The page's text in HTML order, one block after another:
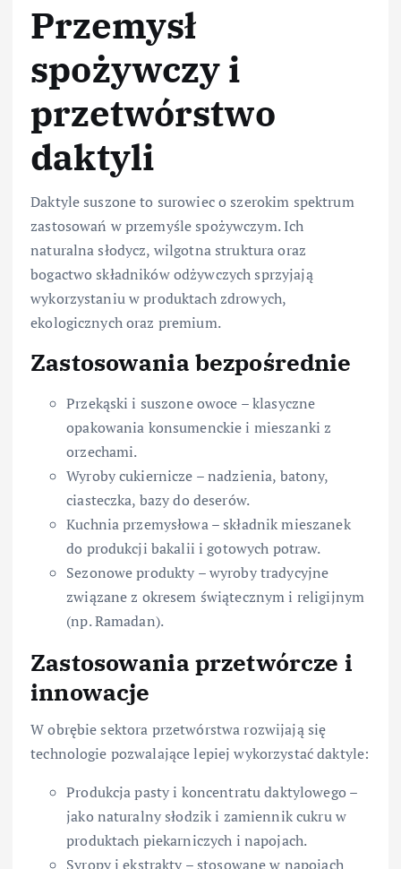
Przemysł
spożywczy i
przetwórstwo
daktyli
Daktyle suszone to surowiec o szerokim spektrum
zastosowań w przemyśle spożywczym. Ich
naturalna słodycz, wilgotna struktura oraz
bogactwo składników odżywczych sprzyjają
wykorzystaniu w produktach zdrowych,
ekologicznych oraz premium.
Zastosowania bezpośrednie
Przekąski i suszone owoce – klasyczne
opakowania konsumenckie i mieszanki z
orzechami.
Wyroby cukiernicze – nadzienia, batony,
ciasteczka, bazy do deserów.
Kuchnia przemysłowa – składnik mieszanek
do produkcji bakalii i gotowych potraw.
Sezonowe produkty – wyroby tradycyjne
związane z okresem świątecznym i religijnym
(np. Ramadan).
Zastosowania przetwórcze i
innowacje
W obrębie sektora przetwórstwa rozwijają się
technologie pozwalające lepiej wykorzystać daktyle:
Produkcja pasty i koncentratu daktylowego –
jako naturalny słodzik i zamiennik cukru w
produktach piekarniczych i napojach.
Syropy i ekstrakty – stosowane w napojach